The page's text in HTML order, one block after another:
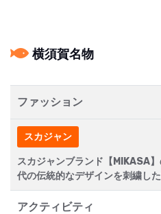
横須賀名物
ファッション
スカジャン
スカジャンブランド【MIKASA
代の伝統的なデザインを刺繍し
アクティビティ